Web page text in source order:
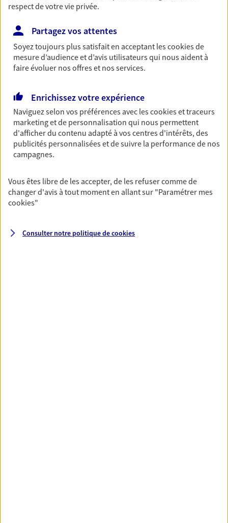
Épargne
Réalisez vos projets grâce à votre épargne : achat
immobilier, études des enfants ou voyage autour
du monde… Épargnez à votre rythme et
simplement, selon votre profil.
Retraite
Préparez sereinement ce nouveau chapitre de
votre vie avec les conseils d'un expert. Découvrez
notre solution PER (Plan Epargne Retraite)
spécialement conçue pour la retraite.
Découvrir l'offre Retraite
Pour un avenir serein, assurez-vous avec notre
contrat prévoyance. Préservez vos proches en cas
respect de votre vie privée.
Partagez vos attentes
Soyez toujours plus satisfait en acceptant lescookiesde
mesure d’audience et d’avis utilisateurs qui nous aident à
faire évoluer nos offres et nos services.
Enrichissez votre expérience
Naviguez selon vos préférences avec lescookies et traceurs
marketing et de personnalisation qui nous permettent
d'afficher du contenu adapté à vos centres d'intérêts, des
publicités personnalisées et de suivre la performance de nos
campagnes.
Vous êtes libre de les accepter, de les refuser comme de
changer d'avis à tout moment en allant sur "Paramétrer mes
cookies"
Consulter notre politique decookies